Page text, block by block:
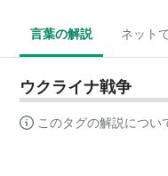
言葉の解説 ネット
ウクライナ戦争
このタグの解説につい